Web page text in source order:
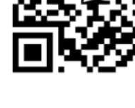
Liceo
ore 18 - Fiano
in
mons.
ore 20.30 -
di don
in alcuni
alle ore